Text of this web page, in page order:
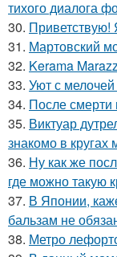
тихого диалога
30. Приветствую!
31. Мартовский
32. Kerama
33. Уют с мелочей
34. После смерти
35. Виктуар
знакомо в
36. Ну как же
где можно такую
37. В Японии,
бальзам не
38. Метро